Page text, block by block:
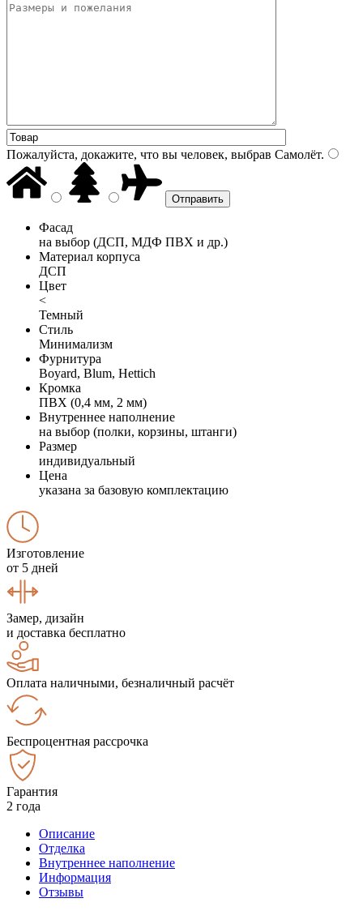
Пожалуйста, докажите, что вы человек, выбрав Самолёт.
Фасад
на выбор (ДСП, МДФ ПВХ и др.)
Материал корпуса
ДСП
Цвет
<
Темный
Стиль
Минимализм
Фурнитура
Boyard, Blum, Hettich
Кромка
ПВХ (0,4 мм, 2 мм)
Внутреннее наполнение
на выбор (полки, корзины, штанги)
Размер
индивидуальный
Цена
указана за базовую комплектацию
Изготовление
от 5 дней
Замер, дизайн
и доставка бесплатно
Оплата наличными, безналичный расчёт
Беспроцентная рассрочка
Гарантия
2 года
Описание
Отделка
Внутреннее наполнение
Информация
Отзывы